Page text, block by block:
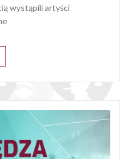
wystąpili artyści